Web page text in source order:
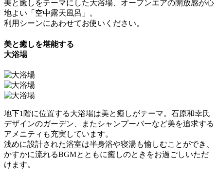
美と癒しをテーマにした大浴場、オープンエアの開放感が心
地よい「空中露天風呂」。
利用シーンにあわせてお使いください。
美と癒しを堪能する
大浴場
地下1階に位置する大浴場は美と癒しがテーマ。石原和幸氏
デザインのガーデン、またシャンプーバーなど美を追求する
アメニティも充実しています。
浅めに設計された浴室は半身浴や寝湯も愉しむことができ、
かすかに流れるBGMとともに癒しのときをお過ごしいただ
けます。